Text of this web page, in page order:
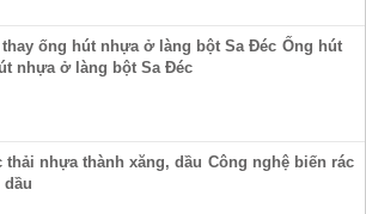
Ống hút
nhựa ở làng bột Sa Đéc
Công nghệ biến rác
dầu